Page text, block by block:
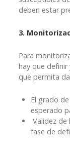
deben estar
3.
Para
hay que
que permita
El grado
esperado
Validez de
fase de